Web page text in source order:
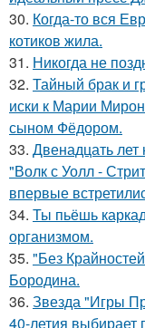
30. Когда-то вся
котиков жила.
31. Никогда не
32. Тайный брак и
иски к Марии
сыном Фёдором.
33. Двенадцать
"Волк с Уолл -
впервые
34. Ты пьёшь
организмом.
35. "Без
Бородина.
36. Звезда "Игры
40-летия выбирает